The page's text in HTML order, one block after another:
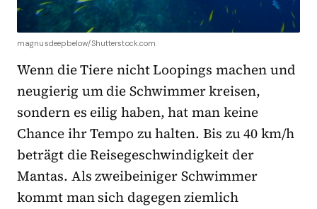
magnusdeepbelow/Shutterstock.com
Wenn die Tiere nicht Loopings machen und
neugierig um die Schwimmer kreisen,
sondern es eilig haben, hat man keine
Chance ihr Tempo zu halten. Bis zu 40 km/h
beträgt die Reisegeschwindigkeit der
Mantas. Als zweibeiniger Schwimmer
kommt man sich dagegen ziemlich